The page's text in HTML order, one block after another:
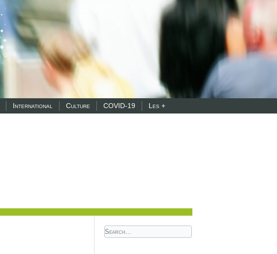
International Culture COVID-19 Les +